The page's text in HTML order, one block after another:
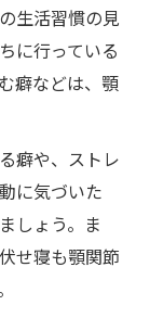
生活習慣の見
に行っている
癖などは、顎
癖や、ストレ
に気づいた
しょう。ま
せ寝も顎関節